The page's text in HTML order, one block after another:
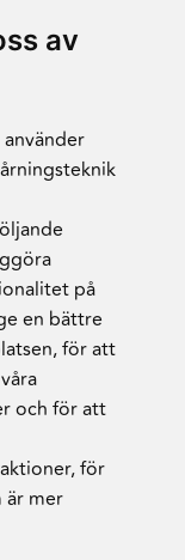
av
på
en bättre
,för att
och för att
,för
är mer